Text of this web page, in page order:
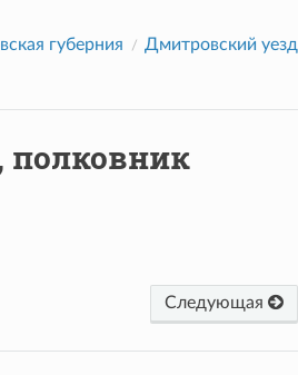
губерния
Дмитровский уезд
полковник
Следующая